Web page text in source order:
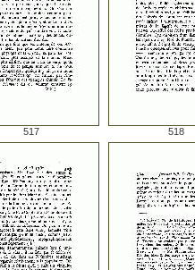
517 518